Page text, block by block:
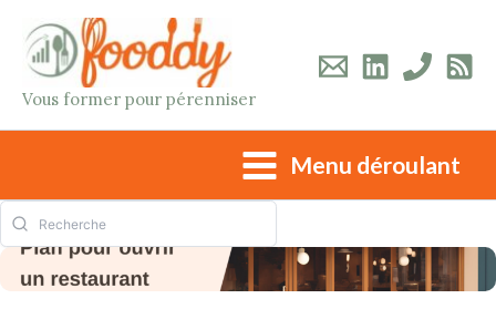
contenu
Vous former pour pérenniser
Menu déroulant